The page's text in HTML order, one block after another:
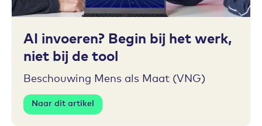
Toevoegen aan favorieten
AI invoeren? Begin bij het werk,
niet bij de tool
Beschouwing Mens als Maat (VNG)
Naar dit artikel